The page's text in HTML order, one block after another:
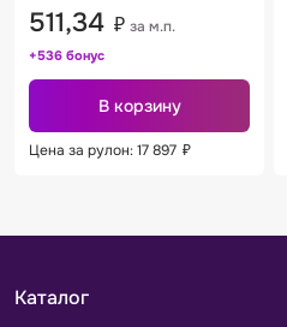
511,34 ₽ за м.п.
+536 бонус
В корзину
Цена за рулон: 17 897 ₽
Каталог